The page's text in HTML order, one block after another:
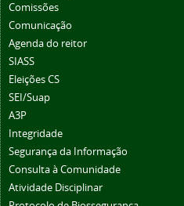
Comissões
Comunicação
Agenda do reitor
SIASS
Eleições CS
SEI/Suap
A3P
Integridade
Segurança da Informação
Consulta à Comunidade
Atividade Disciplinar